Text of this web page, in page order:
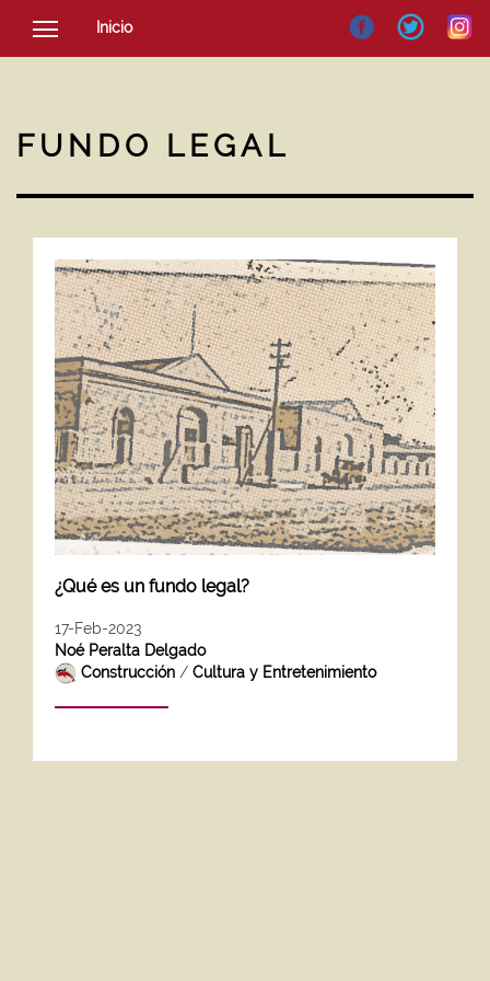
Inicio
SOCIEDAD
NOTICIAS
FUNDO LEGAL
¿Qué es un fundo legal?
17-Feb-2023
Noé Peralta Delgado
Construcción /Cultura y Entretenimiento